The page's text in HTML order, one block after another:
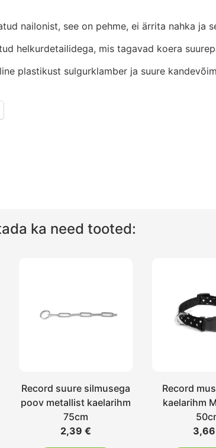
nailonist, see on pehme, ei ärrita nahka ja
helkurdetailidega, mis tagavad koera
plastikust sulgurklamber ja suure
ka need tooted:
Record suure silmusega
poov metallist kaelarihm
75cm
2,39 €
Record
kaelarihm